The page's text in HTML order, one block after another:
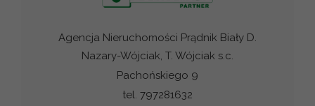
Agencja Nieruchomości Prądnik Biały D.
Nazary-Wójciak, T. Wójciak s.c.
Pachońskiego 9
tel. 797281632